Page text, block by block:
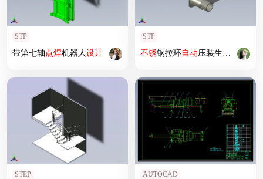
STP
带第七轴点焊机器人设计
STP
不锈钢拉环自动压装生产线 设计
STEP AUTOCAD